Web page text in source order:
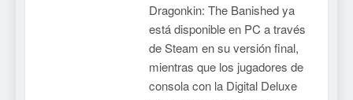
Dragonkin: The Banished ya
está disponible en PC a través
de Steam en su versión final,
mientras que los jugadores de
consola con la Digital Deluxe